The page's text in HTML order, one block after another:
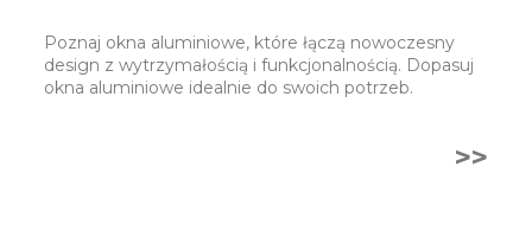
Poznaj okna aluminiowe, które łączą nowoczesny
design z wytrzymałością i funkcjonalnością. Dopasuj
okna aluminiowe idealnie do swoich potrzeb.
>>